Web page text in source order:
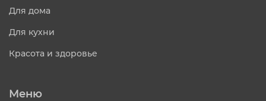
Для дома
Для кухни
Красота и здоровье
Меню